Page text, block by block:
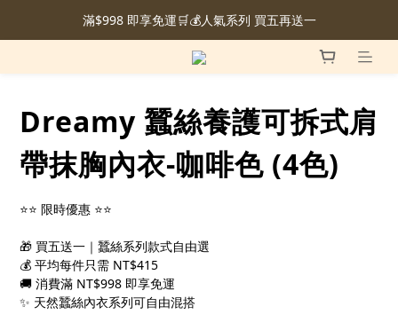
滿$998 即享免運🛒💰人氣系列 買五再送一
Dreamy 蠶絲養護可拆式肩
帶抹胸內衣-咖啡色 (4色)
⭐⭐ 限時優惠 ⭐⭐
🎁 買五送一｜蠶絲系列款式自由選
💰 平均每件只需 NT$415
🚚 消費滿 NT$998 即享免運
✨ 天然蠶絲內衣系列可自由混搭